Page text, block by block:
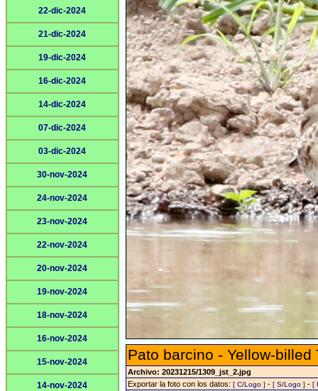
22-dic-2024
21-dic-2024
19-dic-2024
16-dic-2024
14-dic-2024
07-dic-2024
03-dic-2024
30-nov-2024
24-nov-2024
23-nov-2024
22-nov-2024
20-nov-2024
19-nov-2024
18-nov-2024
16-nov-2024
15-nov-2024
14-nov-2024
Pato barcino - Yellow-
Archivo: 20231215/1309_jst_2.jpg
Exportar la foto con los datos: [ C/Logo ] - [ S/Logo ] - [